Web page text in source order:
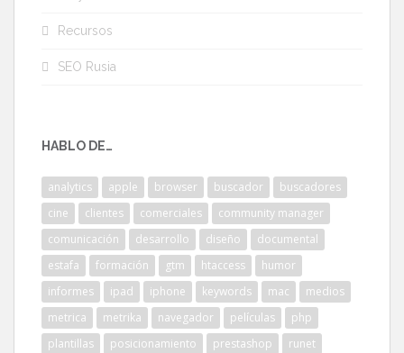
Recursos
SEO Rusia
HABLO DE…
analytics apple browser buscador
buscadores
cine
clientes comerciales
community manager
comunicación
desarrollo diseño
documental
estafa
formación gtm htaccess
humor
informes
ipad iphone keywords mac
medios
metrica
metrika navegador películas
php
plantillas
posicionamiento prestashop
runet